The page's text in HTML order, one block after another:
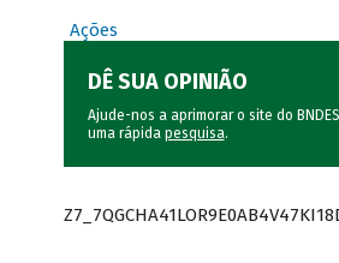
Ações
DÊ SUA OPINIÃO
Ajude-nos a aprimorar o site do
uma rápida pesquisa.